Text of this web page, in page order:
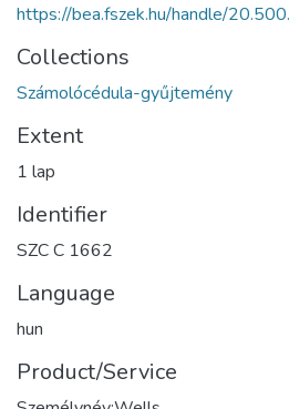
https://bea.fszek.hu/handle/
Collections
Számolócédula-gyűjtemény
Extent
1 lap
Identifier
SZC C 1662
Language
hun
Product/Service